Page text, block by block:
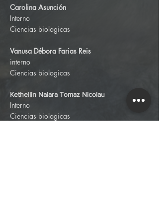
Carolina Asunción
Interno
Ciencias biologicas
Vanusa Débora Farias Reis
interno
Ciencias biologicas
Kethellin Naiara Tomaz Nicolau
Interno
Ciencias biologicas